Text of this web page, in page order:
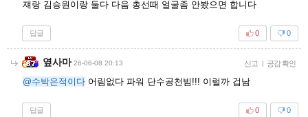
쟤랑 김승원이랑 둘다 다음 총선때 얼굴좀 안봤으면 합니다
답글 0
0
옆사마 26-06-08 20:13 신고 | 공감 확인
@수박은적이다 어림없다 파워 단수공천빔!!! 이럴까 겁남
답글 0
0